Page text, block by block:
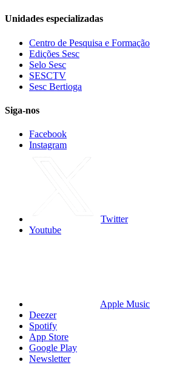
Unidades especializadas
Centro de Pesquisa e Formação
Edições Sesc
Selo Sesc
SESCTV
Sesc Bertioga
Siga-nos
Facebook
Instagram
Twitter
Youtube
Apple Music
Deezer
Spotify
App Store
Google Play
Newsletter